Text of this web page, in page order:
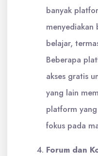
banyak
menyediakan
belajar,
Beberapa
akses gratis
yang lain
platform
fokus pada
Forum dan